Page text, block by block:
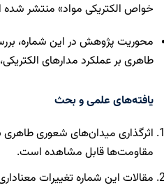
خواص الکتریکی مواد» منتشر
محوریت پژوهش در این شماره،
طاهری بر عملکرد مدارهای
یافته‌های علمی و بحث
اثرگذاری میدان‌های شعوری طاهری
مقاومت‌ها قابل مشاهده است.
مقالات این شماره تغییرات